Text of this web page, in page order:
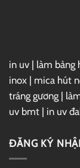
in uv | làm bảng
inox | mica hút
tráng gương |
uv bmt | in uv
ĐĂNG KÝ